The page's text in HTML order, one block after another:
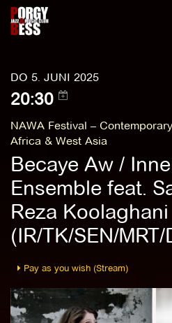
DO 5. JUNI 2025
20:30
NAWA Festival –
Africa & West Asia
Becaye Aw /
Ensemble feat.
Reza Koolaghani
(IR/TK/SEN/MRT/
Pay as you wish (Stream)